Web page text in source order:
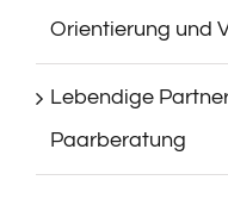
Orientierung und
Lebendige
Paarberatung